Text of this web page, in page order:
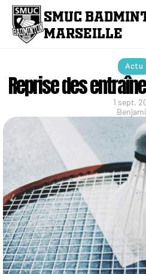
SMUC
MARSEILLE
Actu
Reprise des
1 sept.